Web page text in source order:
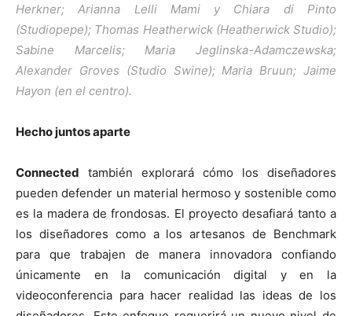
Herkner; Arianna Lelli Mami y Chiara di Pinto
(Studiopepe); Thomas Heatherwick (Heatherwick Studio);
Sabine Marcelis; Maria Jeglinska-Adamczewska;
Alexander Groves (Studio Swine); Maria Bruun; Jaime
Hayon (en el centro).
Hecho juntos aparte
Connected también explorará cómo los diseñadores
pueden defender un material hermoso y sostenible como
es la madera de frondosas. El proyecto desafiará tanto a
los diseñadores como a los artesanos de Benchmark
para que trabajen de manera innovadora confiando
únicamente en la comunicación digital y en la
videoconferencia para hacer realidad las ideas de los